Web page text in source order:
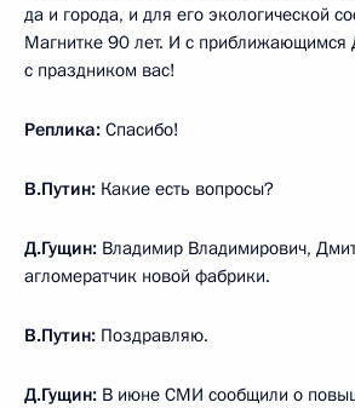
да и города, и для его экологической
Магнитке 90 лет. И с приближающимся
с праздником вас!
Реплика: Спасибо!
В.Путин: Какие есть вопросы?
Д.Гущин: Владимир Владимирович,
агломератчик новой фабрики.
В.Путин: Поздравляю.
Д.Гущин: В июне СМИ сообщили о